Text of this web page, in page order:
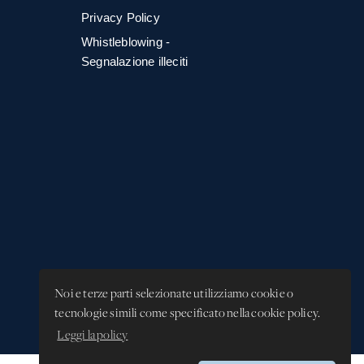
Noi e terze parti selezionate utilizziamo cookie o
tecnologie simili come specificato nella cookie policy.
Leggi la policy
Privacy Policy
Whistleblowing -
Segnalazione illeciti